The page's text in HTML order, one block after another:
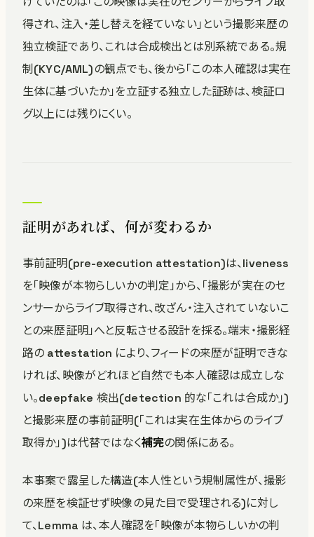
得され、注入・差し替えを経ていない」という撮影来歴の
独立検証であり、これは合成検出とは別系統である。規
制(KYC/AML)の観点でも、後から「この本人確認は実在
生体に基づいたか」を立証する独立した証跡は、検証ロ
グ以上には残りにくい。
証明があれば、何が変わるか
事前証明(pre-execution attestation)は、liveness
を「映像が本物らしいかの判定」から、「撮影が実在のセ
ンサーからライブ取得され、改ざん・注入されていないこ
との来歴証明」へと反転させる設計を採る。端末・撮影経
路の attestation により、フィードの来歴が証明できな
ければ、映像がどれほど自然でも本人確認は成立しな
い。deepfake 検出(detection 的な「これは合成か」)
と撮影来歴の事前証明(「これは実在生体からのライブ
取得か」)は代替ではなく補完の関係にある。
本事案で露呈した構造(本人性という規制属性が、撮影
の来歴を検証せず映像の見た目で受理される)に対し
て、Lemma は、本人確認を「映像が本物らしいかの判